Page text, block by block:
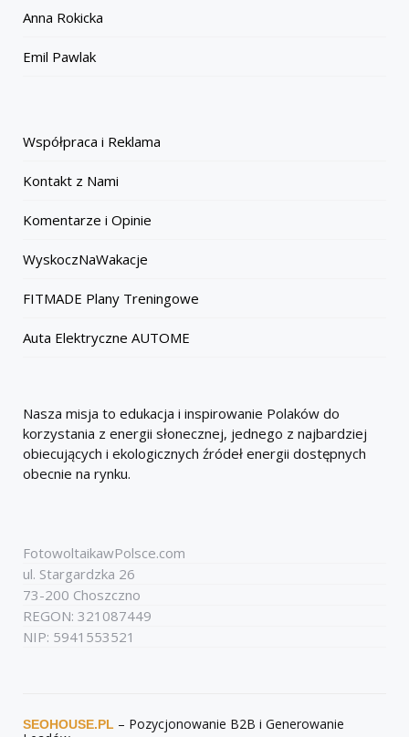
Anna Rokicka
Emil Pawlak
Współpraca i Reklama
Kontakt z Nami
Komentarze i Opinie
WyskoczNaWakacje
FITMADE Plany Treningowe
Auta Elektryczne AUTOME
Nasza misja to edukacja i inspirowanie Polaków do
korzystania z energii słonecznej, jednego z najbardziej
obiecujących i ekologicznych źródeł energii dostępnych
obecnie na rynku.
FotowoltaikawPolsce.com
ul. Stargardzka 26
73-200 Choszczno
REGON: 321087449
NIP: 5941553521
SEOHOUSE.PL – Pozycjonowanie B2B i Generowanie